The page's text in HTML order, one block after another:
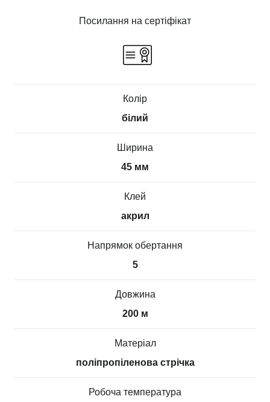
Посилання на сертіфікат
Колір
білий
Ширина
45 мм
Клей
акрил
Напрямок обертання
5
Довжина
200 м
Матеріал
поліпропіленова стрічка
Робоча температура